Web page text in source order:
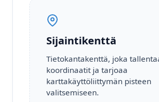
Sijaintikenttä
Tietokantakenttä, joka
koordinaatit ja tarjoaa
karttakäyttöliittymän pisteen
valitsemiseen.